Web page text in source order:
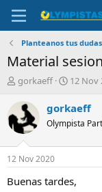
Planteanos tus dudas
Material
I
i
c
a
d
o
r
gorkaeff
F
c
h
a
i
n
12 Nov
gorkaeff
Olympista
12 Nov 2020
Buenas tardes,